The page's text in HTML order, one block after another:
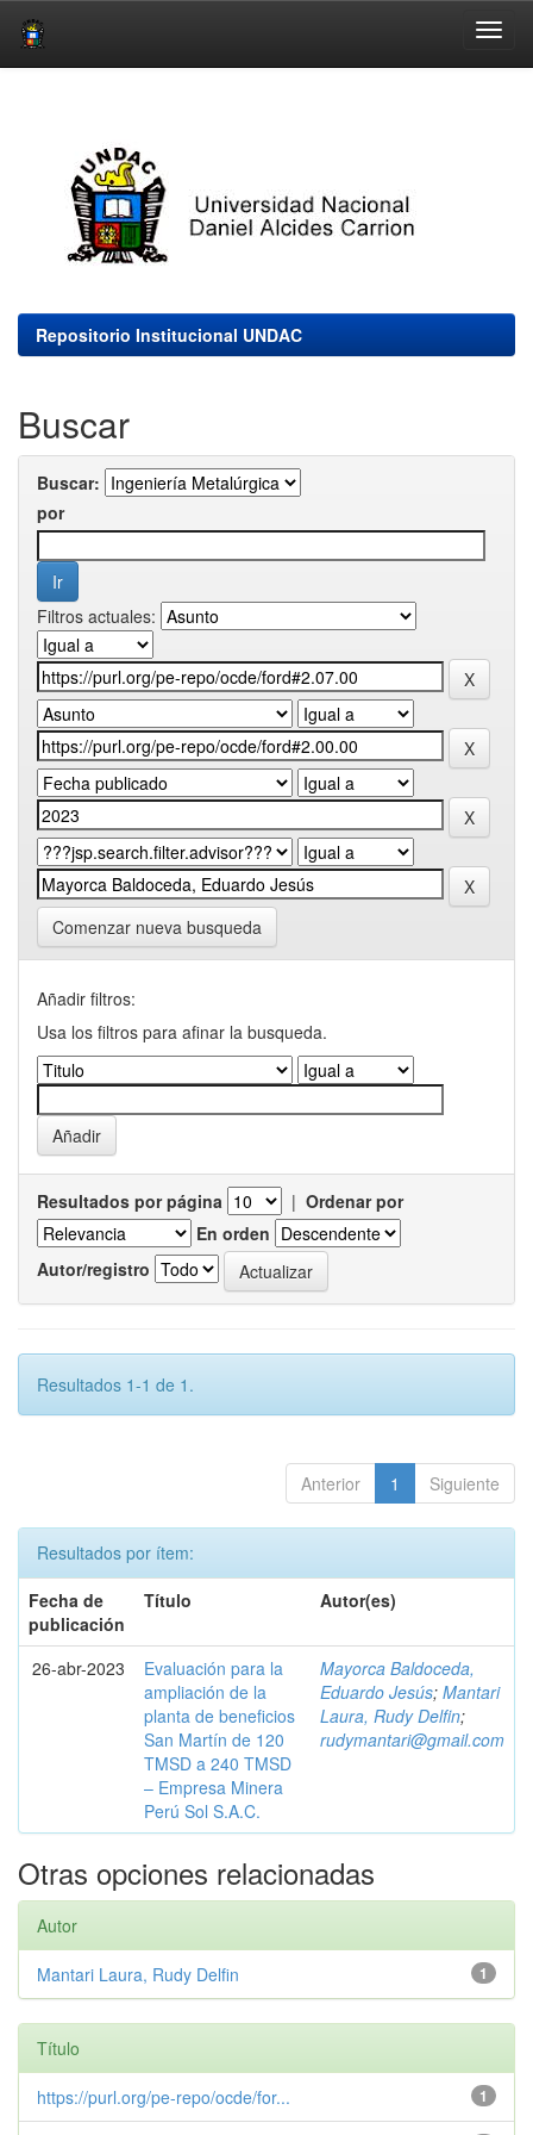
Repositorio Institucional UNDAC
Buscar
Buscar:
por
Filtros actuales:
Comenzar nueva busqueda
Añadir filtros:
Usa los filtros para afinar la busqueda.
Resultados por página | Ordenar por
En orden
Autor/registro
Resultados 1-1 de 1.
Anterior 1 Siguiente
Resultados por ítem:
Fecha de
publicación
Título Autor(es)
26-abr-2023
Evaluación para la
ampliación de la
planta de beneficios
San Martín de 120
TMSD a 240 TMSD
– Empresa Minera
Perú Sol S.A.C.
Mayorca Baldoceda,
Eduardo Jesús; Mantari
Laura, Rudy Delfin;
rudymantari@gmail.com
Otras opciones relacionadas
Autor
1
Mantari Laura, Rudy Delfin
Título
1
https://purl.org/pe-repo/ocde/for...